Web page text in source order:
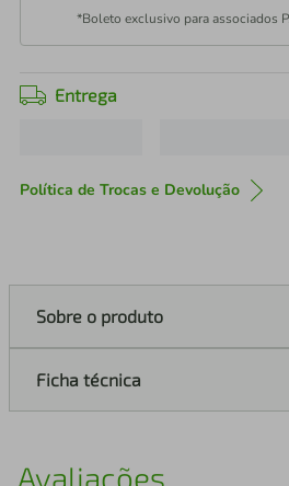
*Boleto exclusivo para associados
Entrega
Política de Trocas e Devolução
Sobre o produto
Ficha técnica
Avaliações